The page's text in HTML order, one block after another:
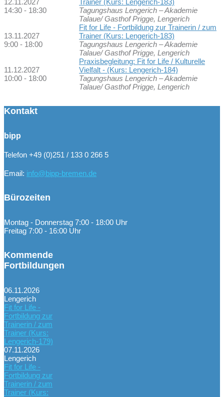
14:30 - 18:30
Tagungshaus Lengerich – Akademie
Talaue/ Gasthof Prigge, Lengerich
13.11.2027
9:00 - 18:00
Fit for Life - Fortbildung zur Trainerin / zum
Trainer (Kurs: Lengerich-183)
Tagungshaus Lengerich – Akademie
Talaue/ Gasthof Prigge, Lengerich
11.12.2027
10:00 - 18:00
Praxisbegleitung: Fit for Life / Kulturelle
Vielfalt - (Kurs: Lengerich-184)
Tagungshaus Lengerich – Akademie
Talaue/ Gasthof Prigge, Lengerich
Kontakt
bipp
Telefon +49 (0)251 / 133 0 266 5
Email: info@bipp-bremen.de
Bürozeiten
Montag - Donnerstag 7:00 - 18:00 Uhr
Freitag 7:00 - 16:00 Uhr
Kommende
Fortbildungen
06.11.2026
Lengerich
Fit for Life -
Fortbildung zur
Trainerin / zum
Trainer (Kurs:
Lengerich-179)
07.11.2026
Lengerich
Fit for Life -
Fortbildung zur
Trainerin / zum
Trainer (Kurs: